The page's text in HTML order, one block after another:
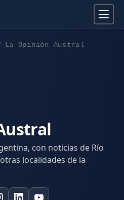
La Opinión Austral
con noticias de Río
localidades de la